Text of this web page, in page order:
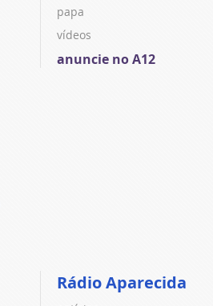
papa
vídeos
anuncie no A12
Rádio Aparecida